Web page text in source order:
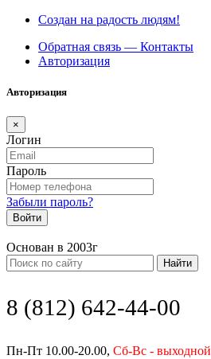
Создан на радость людям!
Обратная связь — Контакты
Авторизация
Авторизация
×
Логин
Пароль
Забыли пароль?
Войти
Основан в 2003г
Найти
8 (812) 642-44-00
Пн-Пт 10.00-20.00, Сб-Вс - выходной